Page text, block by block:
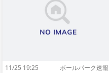
11/25 19:25 ボールパーク速報